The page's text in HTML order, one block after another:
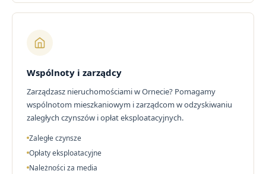
Wspólnoty i zarządcy
Zarządzasz nieruchomościami w Ornecie? Pomagamy
wspólnotom mieszkaniowym i zarządcom w odzyskiwaniu
zaległych czynszów i opłat eksploatacyjnych.
Zaległe czynsze
Opłaty eksploatacyjne
Należności za media